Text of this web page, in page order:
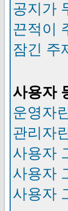
공지가
끈적이
잠긴 주
사용자
운영자
관리자
사용자
사용자
사용자